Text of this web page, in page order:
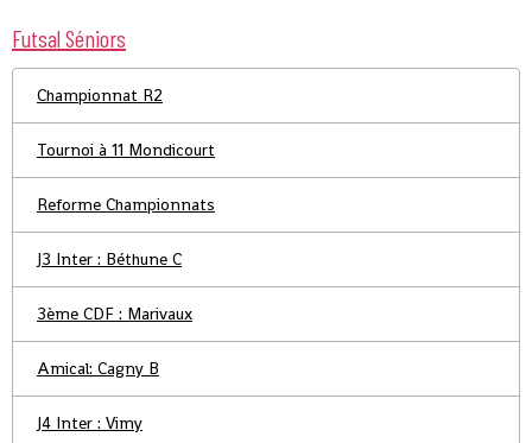
Futsal Séniors
Championnat R2
Tournoi à 11 Mondicourt
Reforme Championnats
J3 Inter : Béthune C
3ème CDF : Marivaux
Amical: Cagny B
J4 Inter : Vimy